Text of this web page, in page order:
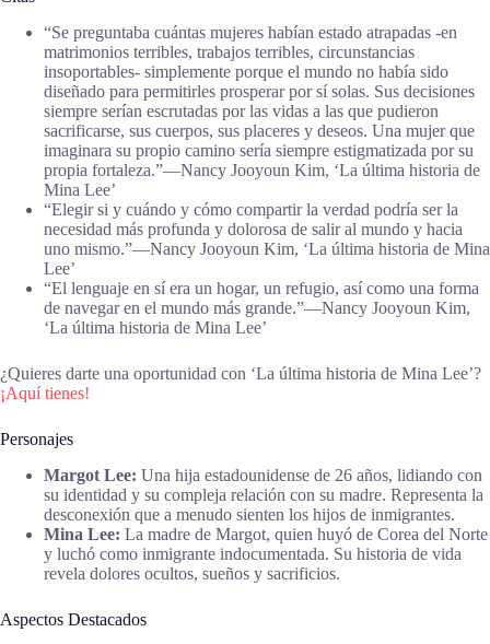
“Se preguntaba cuántas mujeres habían estado atrapadas -en
matrimonios terribles, trabajos terribles, circunstancias
insoportables- simplemente porque el mundo no había sido
diseñado para permitirles prosperar por sí solas. Sus decisiones
siempre serían escrutadas por las vidas a las que pudieron
sacrificarse, sus cuerpos, sus placeres y deseos. Una mujer que
imaginara su propio camino sería siempre estigmatizada por su
propia fortaleza.”―Nancy Jooyoun Kim, ‘La última historia de
Mina Lee’
“Elegir si y cuándo y cómo compartir la verdad podría ser la
necesidad más profunda y dolorosa de salir al mundo y hacia
uno mismo.”―Nancy Jooyoun Kim, ‘La última historia de Mina
Lee’
“El lenguaje en sí era un hogar, un refugio, así como una forma
de navegar en el mundo más grande.”―Nancy Jooyoun Kim,
‘La última historia de Mina Lee’
¿Quieres darte una oportunidad con ‘La última historia de Mina Lee’?
¡Aquí tienes!
Personajes
Margot Lee: Una hija estadounidense de 26 años, lidiando con
su identidad y su compleja relación con su madre. Representa la
desconexión que a menudo sienten los hijos de inmigrantes.
Mina Lee: La madre de Margot, quien huyó de Corea del Norte
y luchó como inmigrante indocumentada. Su historia de vida
revela dolores ocultos, sueños y sacrificios.
Aspectos Destacados